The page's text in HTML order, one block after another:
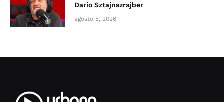
Darío Sztajnszrajber
agosto 5, 2026